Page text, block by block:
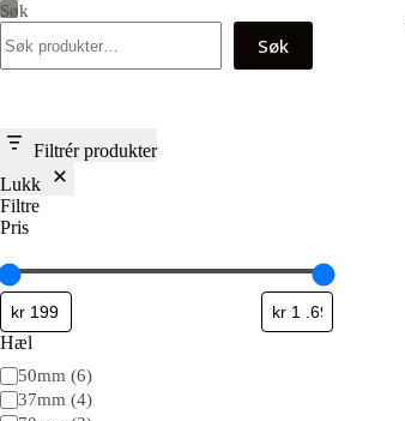
Søk
Søk
Filtrér produkter
Lukk
Filtre
Pris
Hæl
50mm (6)
37mm (4)